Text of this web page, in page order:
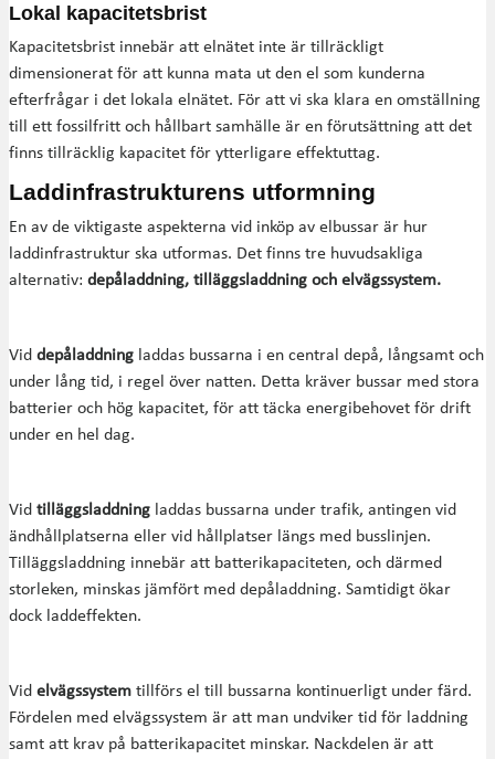
Lokal kapacitetsbrist
Kapacitetsbrist innebär att elnätet inte är tillräckligt
dimensionerat för att kunna mata ut den el som kunderna
efterfrågar i det lokala elnätet. För att vi ska klara en omställning
till ett fossilfritt och hållbart samhälle är en förutsättning att det
finns tillräcklig kapacitet för ytterligare effektuttag.
Laddinfrastrukturens utformning
En av de viktigaste aspekterna vid inköp av elbussar är hur
laddinfrastruktur ska utformas. Det finns tre huvudsakliga
alternativ: depåladdning, tilläggsladdning och elvägssystem.
Vid depåladdning laddas bussarna i en central depå, långsamt och
under lång tid, i regel över natten. Detta kräver bussar med stora
batterier och hög kapacitet, för att täcka energibehovet för drift
under en hel dag.
Vid tilläggsladdning laddas bussarna under trafik, antingen vid
ändhållplatserna eller vid hållplatser längs med busslinjen.
Tilläggsladdning innebär att batterikapaciteten, och därmed
storleken, minskas jämfört med depåladdning. Samtidigt ökar
dock laddeffekten.
Vid elvägssystem tillförs el till bussarna kontinuerligt under färd.
Fördelen med elvägssystem är att man undviker tid för laddning
samt att krav på batterikapacitet minskar. Nackdelen är att